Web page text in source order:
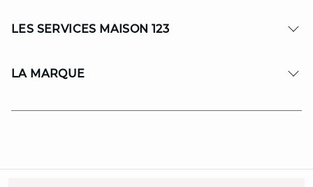
LES SERVICES MAISON 123
LA MARQUE